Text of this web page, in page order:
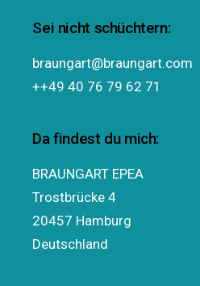
Sei nicht schüchtern:
braungart@braungart.com
++49 40 76 79 62 71
Da findest du mich:
BRAUNGART EPEA
Trostbrücke 4
20457 Hamburg
Deutschland